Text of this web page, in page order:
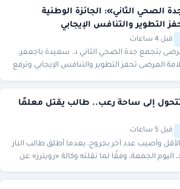
الصحي الثاني»: الجائزة الوطنية
التطوير والتنافس الإيجابي
قبل 4 ساعات
بتجمع جدة الصحي الثاني د. سعيدة باجعفر،
المرضى تحفز التطوير والتنافس الإيجابي وترفع
تتحول إلى ساحة رعب.. طالب يقتل معلمًا
قبل 5 ساعات
وأصيب عدد آخر بجروح، بعدما أطلق طالب النار
اليوم الجمعة، وفقًا لما نقلته وكالة «رويترز» عن